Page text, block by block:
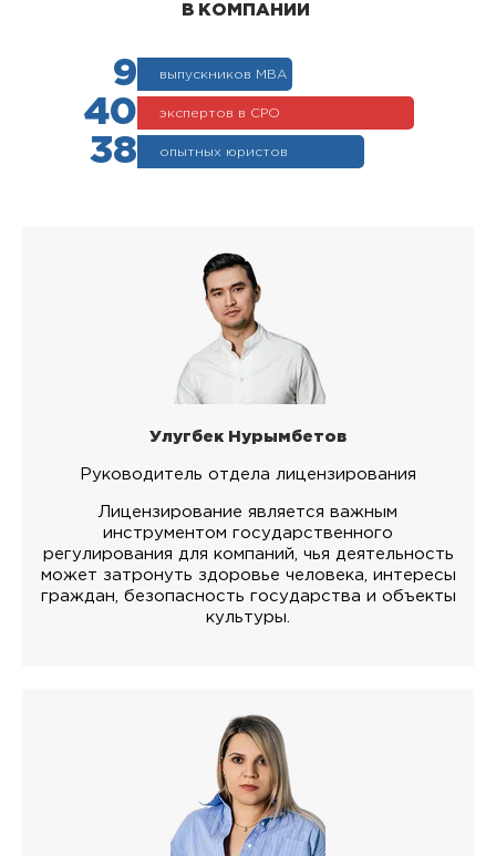
В КОМПАНИИ
9 выпускников МВА
40 экспертов в СРО
38 опытных юристов
Улугбек Нурымбетов
Руководитель отдела лицензирования
Лицензирование является важным
инструментом государственного
регулирования для компаний, чья деятельность
может затронуть здоровье человека, интересы
граждан, безопасность государства и объекты
культуры.